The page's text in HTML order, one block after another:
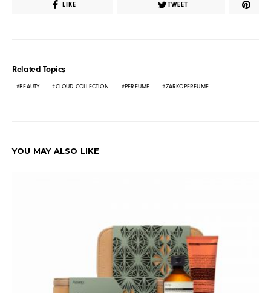
LIKE TWEET
Related Topics
BEAUTY CLOUD COLLECTION PERFUME ZARKOPERFUME
YOU MAY ALSO LIKE